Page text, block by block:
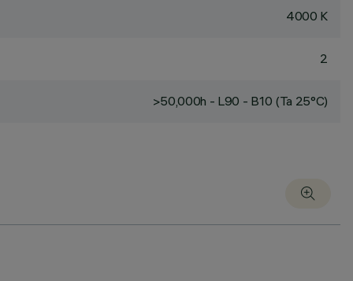
4000 K
2
>50,000h - L90 - B10 (Ta 25°C)